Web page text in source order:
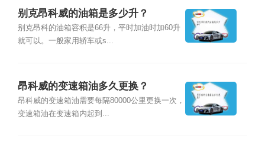
别克昂科威的油箱是多少升？
别克昂科的油箱容积是66升，平时加油时加60升
就可以。一般家用轿车或s...
昂科威的变速箱油多久更换？
昂科威的变速箱油需要每隔80000公里更换一次，
变速箱油在变速箱内起到...